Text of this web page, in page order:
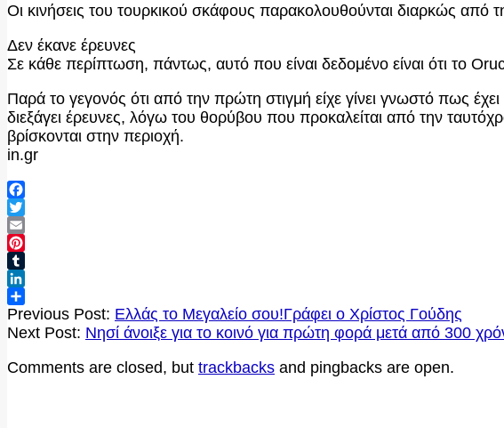
Οι κινήσεις του τουρκικού σκάφους παρακολουθούνται διαρκώς από
Δεν έκανε έρευνες
Σε κάθε περίπτωση, πάντως, αυτό που είναι δεδομένο είναι ότι το
Παρά το γεγονός ότι από την πρώτη στιγμή είχε γίνει γνωστό πως
διεξάγει έρευνες, λόγω του θορύβου που προκαλείται από την
βρίσκονται στην περιοχή.
in.gr
Facebook
Twitter
Email
Pinterest
Tumblr
LinkedIn
Μοιραστείτε
2020-
08-
Previous Post: Ελλάς το Μεγαλείο σου!Γράφει ο Χρίστος Γούδης
Next Post: Νησί άνοιξε για το κοινό για πρώτη φορά μετά από 300
Comments are closed, but trackbacks and pingbacks are open.